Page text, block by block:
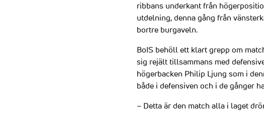
ribbans underkant från
utdelning, denna gång från
bortre burgaveln.
BoIS behöll ett klart grepp om
sig rejält tillsammans med
högerbacken Philip Ljung som i
både i defensiven och i de gånger
– Detta är den match alla i laget